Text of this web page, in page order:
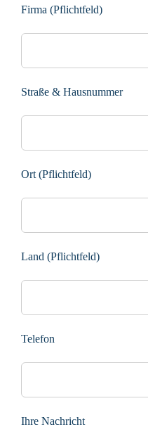
Firma (Pflichtfeld)
Straße & Hausnummer
Ort (Pflichtfeld)
Land (Pflichtfeld)
Telefon
Ihre Nachricht